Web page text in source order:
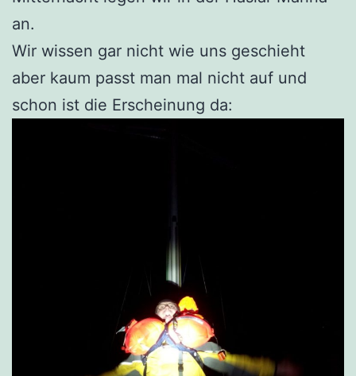
an.
Wir wissen gar nicht wie uns geschieht
aber kaum passt man mal nicht auf und
schon ist die Erscheinung da: